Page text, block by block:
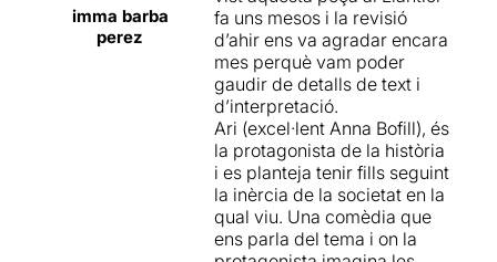
imma barba
perez
fa uns mesos i la revisió
d’ahir ens va agradar encara
mes perquè vam poder
gaudir de detalls de text i
d’interpretació.
Ari (excel·lent Anna Bofill), és
la protagonista de la història
i es planteja tenir fills seguint
la inèrcia de la societat en la
qual viu. Una comèdia que
ens parla del tema i on la